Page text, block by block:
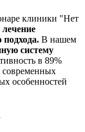
клиники "Нет
подхода. В нашем
систему
в 89%
современных
особенностей